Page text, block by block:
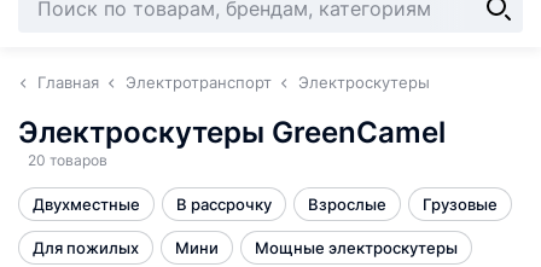
Главная Электротранспорт Электроскутеры
Электроскутеры GreenCamel
20 товаров
Двухместные В рассрочку Взрослые Грузовые
Для пожилых Мини Мощные электроскутеры